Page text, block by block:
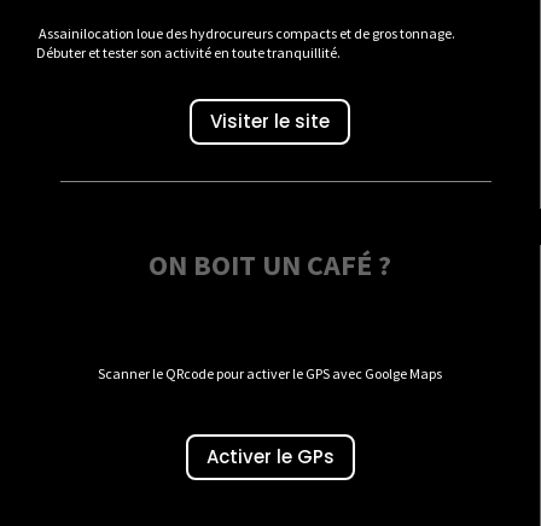
Assainilocation loue des hydrocureurs compacts et de gros tonnage.
Débuter et tester son activité en toute tranquillité.
Visiter le site
ON BOIT UN CAFÉ ?
Scanner le QRcode pour activer le GPS avec Goolge Maps
Activer le GPs